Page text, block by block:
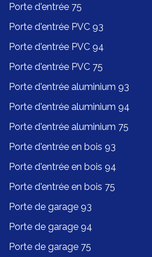
Porte d'entrée 75
Porte d'entrée PVC 93
Porte d'entrée PVC 94
Porte d'entrée PVC 75
Porte d'entrée aluminium 93
Porte d'entrée aluminium 94
Porte d'entrée aluminium 75
Porte d'entrée en bois 93
Porte d'entrée en bois 94
Porte d'entrée en bois 75
Porte de garage 93
Porte de garage 94
Porte de garage 75